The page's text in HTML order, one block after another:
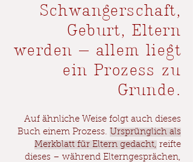
Schwangerschaft,
Geburt, Eltern
werden — allem liegt
ein Prozess zu
Grunde.
Auf ähnliche Weise folgt auch dieses
Buch einem Prozess. Ursprünglich als
Merkblatt für Eltern gedacht, reifte
dieses – während Elterngesprächen,